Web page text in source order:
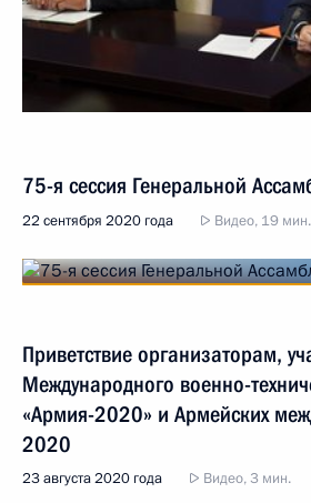
75-я сессия Генеральной
22 сентября 2020 года Видео, 19 мин.
Приветствие организаторам,
Международного военно-
«Армия-2020» и Армейских
2020
23 августа 2020 года Видео, 3 мин.